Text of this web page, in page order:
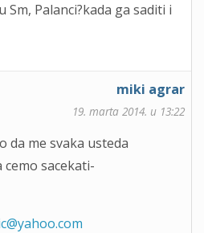
Palanci?kada ga saditi i
miki agrar
19. marta 2014. u 13:22
da me svaka usteda
sacekati-